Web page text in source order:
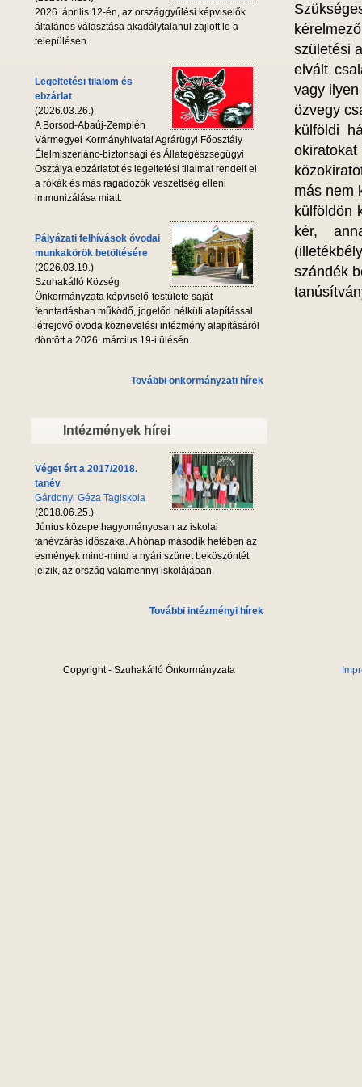
2026. április 12-én, az országgyűlési képviselők
általános választása akadálytalanul zajlott le a
településen.
Legeltetési tilalom és
ebzárlat
(2026.03.26.)
A Borsod-Abaúj-Zemplén
Vármegyei Kormányhivatal Agrárügyi Főosztály
Élelmiszerlánc-biztonsági és Állategészségügyi
Osztálya ebzárlatot és legeltetési tilalmat rendelt el
a rókák és más ragadozók veszettség elleni
immunizálása miatt.
Pályázati felhívások óvodai
munkakörök betöltésére
(2026.03.19.)
Szuhakálló Község
Önkormányzata képviselő-testülete saját
fenntartásban működő, jogelőd nélküli alapítással
létrejövő óvoda köznevelési intézmény alapításáról
döntött a 2026. március 19-i ülésén.
További önkormányzati hírek
Intézmények hírei
Véget ért a 2017/2018.
tanév
Gárdonyi Géza Tagiskola
(2018.06.25.)
Június közepe hagyományosan az iskolai
tanévzárás időszaka. A hónap második hetében az
esmények mind-mind a nyári szünet beköszöntét
jelzik, az ország valamennyi iskolájában.
További intézményi hírek
születési
elvált
vagy
özvegy
külföldi
más nem
külföldön
kér,
szándék
Copyright - Szuhakálló Önkormányzata